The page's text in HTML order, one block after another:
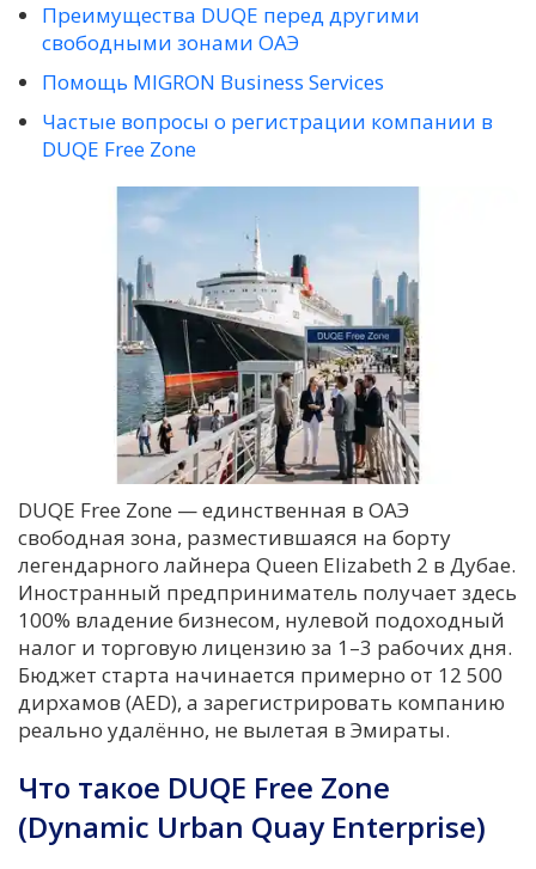
Преимущества DUQE перед другими
свободными зонами ОАЭ
Помощь MIGRON Business Services
Частые вопросы о регистрации компании в
DUQE Free Zone
DUQE Free Zone — единственная в ОАЭ
свободная зона, разместившаяся на борту
легендарного лайнера Queen Elizabeth 2 в Дубае.
Иностранный предприниматель получает здесь
100% владение бизнесом, нулевой подоходный
налог и торговую лицензию за 1–3 рабочих дня.
Бюджет старта начинается примерно от 12 500
дирхамов (AED), а зарегистрировать компанию
реально удалённо, не вылетая в Эмираты.
Что такое DUQE Free Zone
(Dynamic Urban Quay Enterprise)